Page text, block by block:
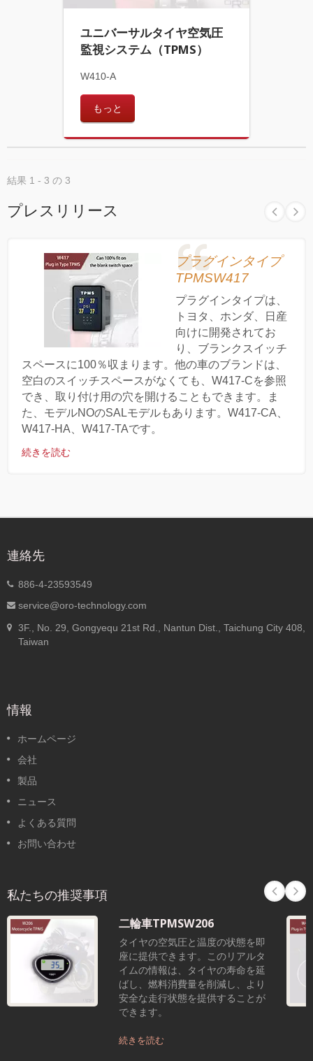
ユニバーサルタイヤ空気圧
監視システム（TPMS）
W410-A
もっと
結果 1 - 3 の 3
プレスリリース
プラグインタイプ
TPMSW417
プラグインタイプは、
トヨタ、ホンダ、日産
向けに開発されてお
り、ブランクスイッチ
スペースに100％収まります。他の車のブランドは、
空白のスイッチスペースがなくても、W417-Cを参照
でき、取り付け用の穴を開けることもできます。ま
た、モデルNOのSALモデルもあります。W417-CA、
W417-HA、W417-TAです。
続きを読む
連絡先
886-4-23593549
service@oro-technology.com
3F., No. 29, Gongyequ 21st Rd., Nantun Dist., Taichung City 408,
Taiwan
情報
ホームページ
会社
製品
ニュース
よくある質問
お問い合わせ
私たちの推奨事項
二輪車TPMSW206
タイヤの空気圧と温度の状態を即
座に提供できます。このリアルタ
イムの情報は、タイヤの寿命を延
ばし、燃料消費量を削減し、より
安全な走行状態を提供することが
できます。
続きを読む